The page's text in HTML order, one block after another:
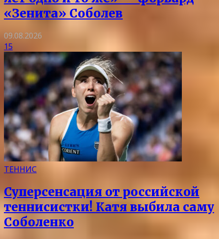
«Зенита» Соболев
09.08.2026
15
ТЕННИС
Суперсенсация от российской
теннисистки! Катя выбила саму
Соболенко